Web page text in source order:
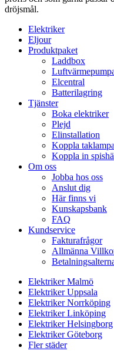
dröjsmål.
Elektriker
Eljour
Produktpaket
Laddbox
Elcentral
Batterilagring
Tjänster
Boka elektriker
Plejd
Elinstallation
Koppla taklampa
Koppla in
Om oss
Jobba hos oss
Anslut dig
Här finns vi
Kunskapsbank
FAQ
Kundservice
Fakturafrågor
Allmänna
Elektriker Malmö
Elektriker Uppsala
Elektriker Norrköping
Elektriker Linköping
Elektriker Helsingborg
Elektriker Göteborg
Fler städer